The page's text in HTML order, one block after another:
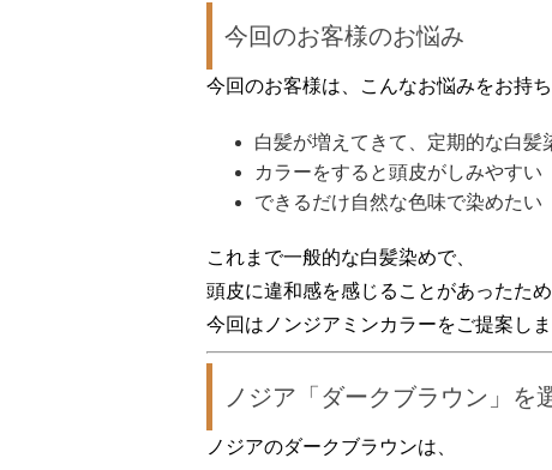
今回のお客様のお悩み
今回のお客様は、こんなお悩みをお持ち
白髪が増えてきて、定期的な白髪
カラーをすると頭皮がしみやすい
できるだけ自然な色味で染めたい
これまで一般的な白髪染めで、
頭皮に違和感を感じることがあったため
今回はノンジアミンカラーをご提案しま
ノジア「ダークブラウン」を
ノジアのダークブラウンは、